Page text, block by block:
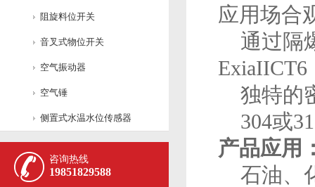
阻旋料位开关
音叉式物位开关
空气振动器
空气锤
侧置式水温水位传感器
咨询热线
19851829588
应用场合
通过隔
ExiaIICT6
独特的
304或
产品应用
石油、